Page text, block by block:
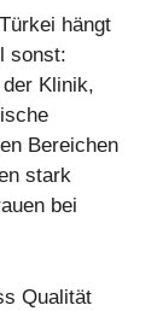
hängt
sonst:
Klinik,
Bereichen
stark
bei
Qualität